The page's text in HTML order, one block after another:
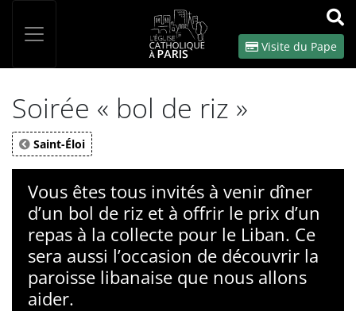
OK
Visite du Pape
Soirée « bol de riz »
Saint-Éloi
Vous êtes tous invités à venir dîner
d’un bol de riz et à offrir le prix d’un
repas à la collecte pour le Liban. Ce
sera aussi l’occasion de découvrir la
paroisse libanaise que nous allons
aider.
Panneau de gestion des cookies